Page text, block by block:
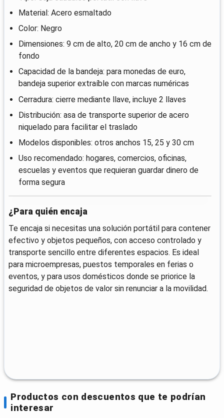
Material: Acero esmaltado
Color: Negro
Dimensiones: 9 cm de alto, 20 cm de ancho y 16 cm de
fondo
Capacidad de la bandeja: para monedas de euro,
bandeja superior extraíble con marcas numéricas
Cerradura: cierre mediante llave, incluye 2 llaves
Distribución: asa de transporte superior de acero
niquelado para facilitar el traslado
Modelos disponibles: otros anchos 15, 25 y 30 cm
Uso recomendado: hogares, comercios, oficinas,
escuelas y eventos que requieran guardar dinero de
forma segura
¿Para quién encaja
Te encaja si necesitas una solución portátil para contener
efectivo y objetos pequeños, con acceso controlado y
transporte sencillo entre diferentes espacios. Es ideal
para microempresas, puestos temporales en ferias o
eventos, y para usos domésticos donde se priorice la
seguridad de objetos de valor sin renunciar a la movilidad.
Productos con descuentos que te podrían
interesar